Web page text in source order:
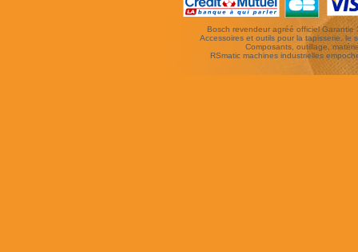
Bosch revendeur agréé officiel Garantie
Accessoires et outils pour la tapisserie, le
Composants, outillage,
RSmatic machines industrielles